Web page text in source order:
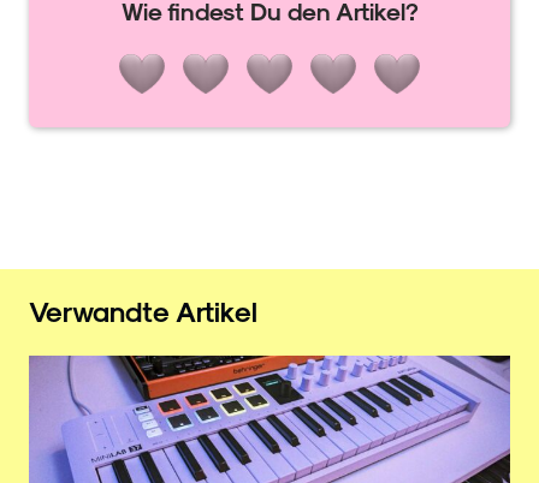
Wie findest Du den Artikel?
Verwandte Artikel